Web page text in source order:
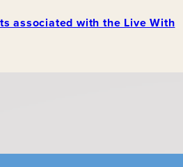
associated with the Live With